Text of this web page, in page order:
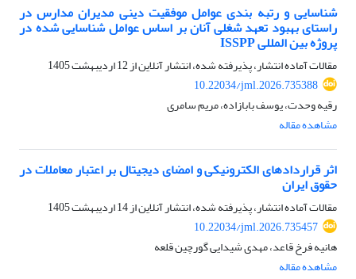
شناسایی و رتبه بندی عوامل موفقیت دینی مدیران مدارس در
راستای بهبود تعهد شغلی آنان بر اساس عوامل شناسایی شده در
پروژه بین المللی ISSPP
مقالات آماده انتشار، پذیرفته شده، انتشار آنلاین از12 اردیبهشت 1405
10.22034/jml.2026.735388
رقیه وحدت، یوسف بابازاده، مریم سامری
مشاهده مقاله
اثر قراردادهای الکترونیکی و امضای دیجیتال بر اعتبار معاملات در
حقوق ایران
مقالات آماده انتشار، پذیرفته شده، انتشار آنلاین از14 اردیبهشت 1405
10.22034/jml.2026.735457
هانیه فرخ قاعد، مهدی شیدایی گورچین قلعه
مشاهده مقاله